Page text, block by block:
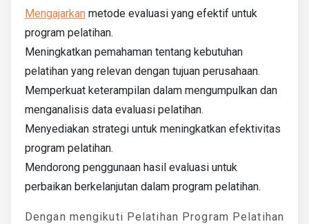
Mengajarkan metode evaluasi yang efektif untuk
program pelatihan.
Meningkatkan pemahaman tentang kebutuhan
pelatihan yang relevan dengan tujuan perusahaan.
Memperkuat keterampilan dalam mengumpulkan dan
menganalisis data evaluasi pelatihan.
Menyediakan strategi untuk meningkatkan efektivitas
program pelatihan.
Mendorong penggunaan hasil evaluasi untuk
perbaikan berkelanjutan dalam program pelatihan.
Dengan mengikuti Pelatihan Program Pelatihan